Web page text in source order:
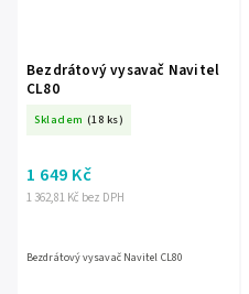
Bezdrátový vysavač Navitel
CL80
Skladem (18 ks)
1 362,81 Kč bez DPH
1 649 Kč
Bezdrátový vysavač Navitel CL80